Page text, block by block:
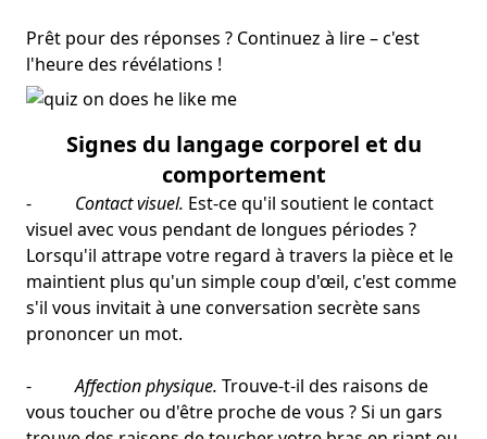
Prêt pour des réponses ? Continuez à lire – c'est
l'heure des révélations !
Signes du langage corporel et du
comportement
- Contact visuel. Est-ce qu'il soutient le contact
visuel avec vous pendant de longues périodes ?
Lorsqu'il attrape votre regard à travers la pièce et le
maintient plus qu'un simple coup d'œil, c'est comme
s'il vous invitait à une conversation secrète sans
prononcer un mot.
-Affection physique. Trouve-t-il des raisons de
vous toucher ou d'être proche de vous ? Si un gars